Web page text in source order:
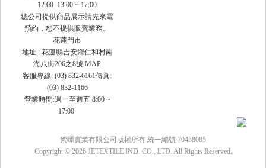
12:00 13:00 ~ 17:00
總公司提供商品展示請先來電
預約，恕不提供販賣業務。
花蓮門市
地址 : 花蓮縣吉安鄉仁和村南
海八街206之8號MAP
客服專線: (03) 832-6161傳真:
(03) 832-1166
營業時間:週一至週五 8:00 ~
17:00
絮暉實業有限公司版權所有 統一編號 70458085
Copyright © 2026 JETEXTILE IND. CO., LTD. All Rights Reserved.